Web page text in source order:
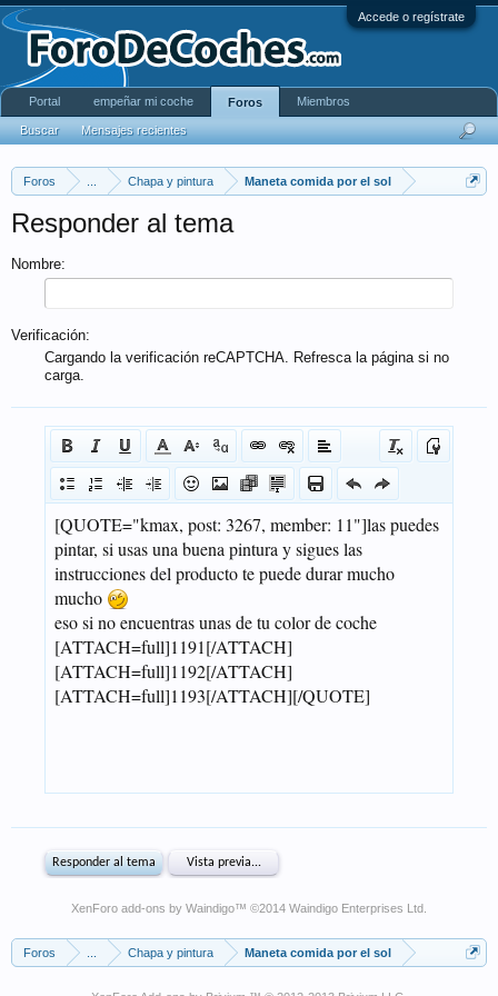
Accede o regístrate
Foros Chapa y pintura Maneta comida por el sol
Responder al tema
Nombre:
Verificación:
Cargando la verificación reCAPTCHA. Refresca la página si no
carga.
XenForo add-ons by Waindigo™ ©2014 Waindigo Enterprises Ltd
Foros Chapa y pintura Maneta comida por el sol
Portal empeñar mi coche Foros
Buscar Mensajes recientes
Miembros